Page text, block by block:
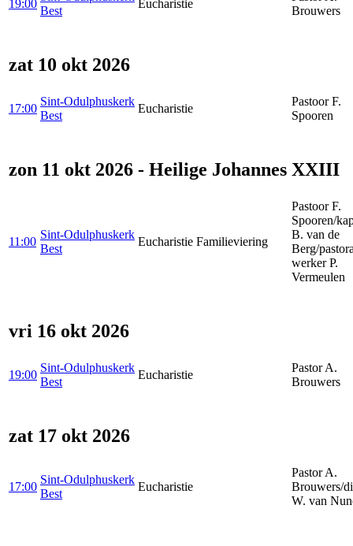
19:00
Best
Eucharistie
Brouwers
zat 10 okt 2026
17:00
Sint-Odulphuskerk
Best
Eucharistie
Pastoor F.
Spooren
zon 11 okt 2026 - Heilige Johannes XXIII
11:00
Sint-Odulphuskerk
Best
Eucharistie Familieviering
Pastoor F.
Spooren/
B. van de
Berg/
werker P.
Vermeulen
vri 16 okt 2026
19:00
Sint-Odulphuskerk
Best
Eucharistie
Pastor A.
Brouwers
zat 17 okt 2026
17:00
Sint-Odulphuskerk
Best
Eucharistie
Pastor A.
Brouwers/
W. van